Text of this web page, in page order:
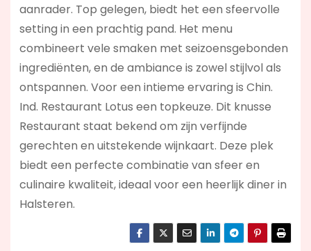
aanrader. Top gelegen, biedt het een sfeervolle
setting in een prachtig pand. Het menu
combineert vele smaken met seizoensgebonden
ingrediënten, en de ambiance is zowel stijlvol als
ontspannen. Voor een intieme ervaring is Chin.
Ind. Restaurant Lotus een topkeuze. Dit knusse
Restaurant staat bekend om zijn verfijnde
gerechten en uitstekende wijnkaart. Deze plek
biedt een perfecte combinatie van sfeer en
culinaire kwaliteit, ideaal voor een heerlijk diner in
Halsteren.